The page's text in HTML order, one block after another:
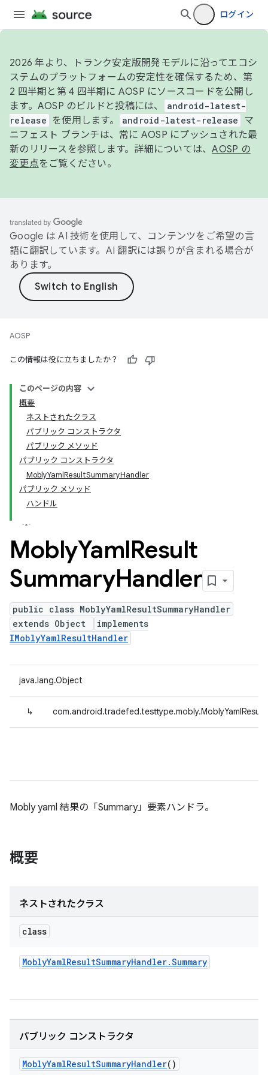
ログイン
2026 年より、トランク安定版開発モデルに沿ってエコシ
ステムのプラットフォームの安定性を確保するため、第
2 四半期と第 4 四半期に AOSP にソースコードを公開し
ます。AOSP のビルドと投稿には、
android-latest-
release
を使用します。 android-latest-release
マ
ニフェスト ブランチは、常に AOSP にプッシュされた最
新のリリースを参照します。詳細については、AOSP の
変更点をご覧ください。
Google は AI 技術を使用して、コンテンツをご希望の言
語に翻訳しています。AI 翻訳には誤りが含まれる場合が
あります。
AOSP
この情報は役に立ちましたか？
このページの内容
概要
ネストされたクラス
パブリック コンストラクタ
パブリック メソッド
パブリック コンストラクタ
MoblyYamlResultSummaryHandler
パブリック メソッド
ハンドル
MoblyYamlResult
SummaryHandler
public class MoblyYamlResultSummaryHandler
extends Object
implements
IMoblyYamlResultHandler
java.lang.Object
↳
Mobly yaml 結果の「Summary」要素ハンドラ。
概要
ネストされたクラス
class
MoblyYamlResultSummaryHandler.Summary
パブリック コンストラクタ
MoblyYamlResultSummaryHandler()